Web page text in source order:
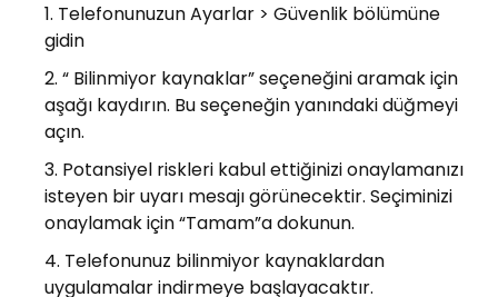
Telefonunuzun Ayarlar > Güvenlik bölümüne
gidin
“ Bilinmiyor kaynaklar” seçeneğini aramak için
aşağı kaydırın. Bu seçeneğin yanındaki düğmeyi
açın.
Potansiyel riskleri kabul ettiğinizi onaylamanızı
isteyen bir uyarı mesajı görünecektir. Seçiminizi
onaylamak için “Tamam”a dokunun.
Telefonunuz bilinmiyor kaynaklardan
uygulamalar indirmeye başlayacaktır.